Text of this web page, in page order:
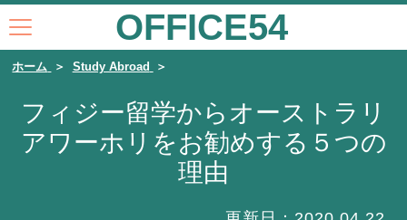
OFFICE54
ホーム Study Abroad
フィジー留学からオーストラリ
アワーホリをお勧めする５つの
理由